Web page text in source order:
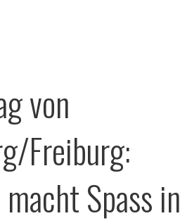
von
Freiburg:
Spass in